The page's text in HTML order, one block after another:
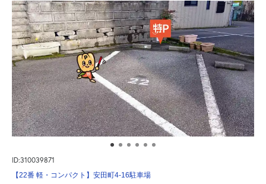
ID:310039871
【22番 軽・コンパクト】安田町4-16駐車場